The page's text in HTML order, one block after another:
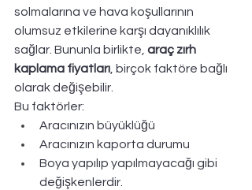
solmalarına ve hava koşullarının
olumsuz etkilerine karşı dayanıklılık
sağlar. Bununla birlikte, araç zırh
kaplama fiyatları , birçok faktöre bağlı
olarak değişebilir.
Bu faktörler:
Aracınızın büyüklüğü
Aracınızın kaporta durumu
Boya yapılıp yapılmayacağı gibi
değişkenlerdir.